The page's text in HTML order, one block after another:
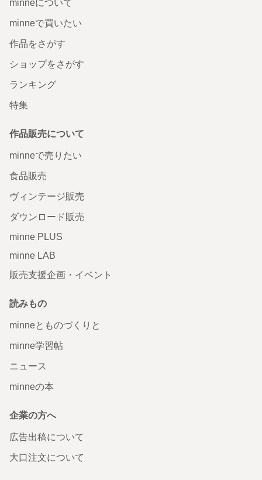
minneについて
minneで買いたい
作品をさがす
ショップをさがす
ランキング
特集
作品販売について
minneで売りたい
食品販売
ヴィンテージ販売
ダウンロード販売
minne PLUS
minne LAB
販売支援企画・イベント
読みもの
minneとものづくりと
minne学習帖
ニュース
minneの本
企業の方へ
広告出稿について
大口注文について